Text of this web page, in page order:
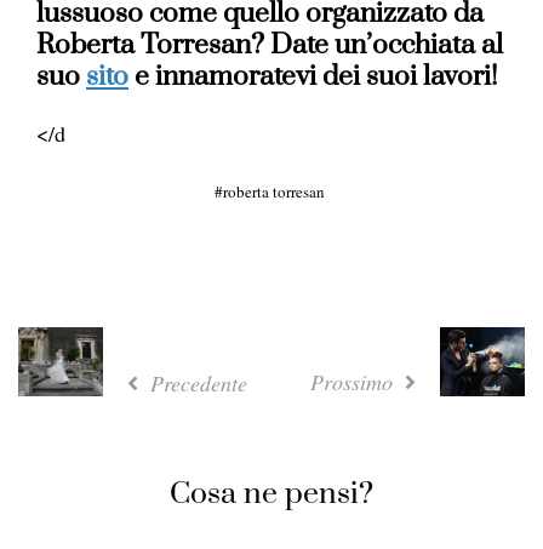
lussuoso come quello organizzato da
Roberta Torresan? Date un’occhiata al
suo sito e innamoratevi dei suoi lavori!
</d
roberta torresan
Precedente Prossimo
Cosa ne pensi?